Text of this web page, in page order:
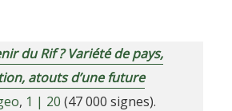
du Rif ? Variété de pays,
atouts d’une future
, 1 | 20 (47 000 signes).